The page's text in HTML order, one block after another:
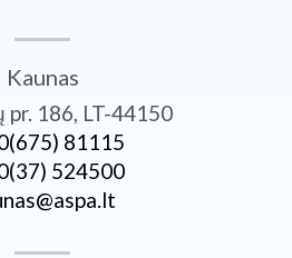
Kaunas
pr. 186, LT-44150
81115
524500